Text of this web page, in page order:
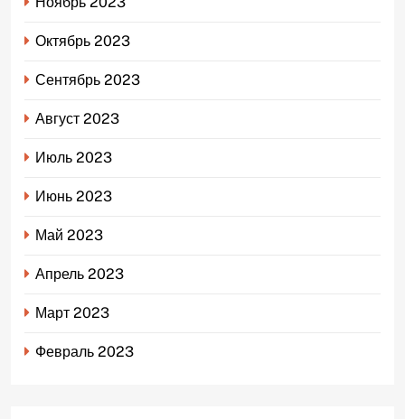
Октябрь 2023
Сентябрь 2023
Август 2023
Июль 2023
Июнь 2023
Май 2023
Апрель 2023
Март 2023
Февраль 2023